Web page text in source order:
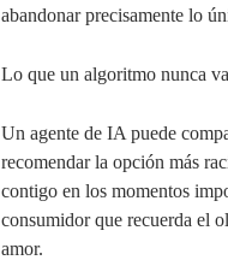
abandonar precisamente lo
Lo que un algoritmo nunca
Un agente de IA puede
recomendar la opción más
contigo en los momentos
consumidor que recuerda el
amor.